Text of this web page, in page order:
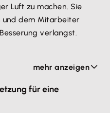
Luft zu machen. Sie
und dem Mitarbeiter
verlangst.
diffuser Ärger über den
für eine Abmahnung
möglicher
mehr anzeigen
für eine